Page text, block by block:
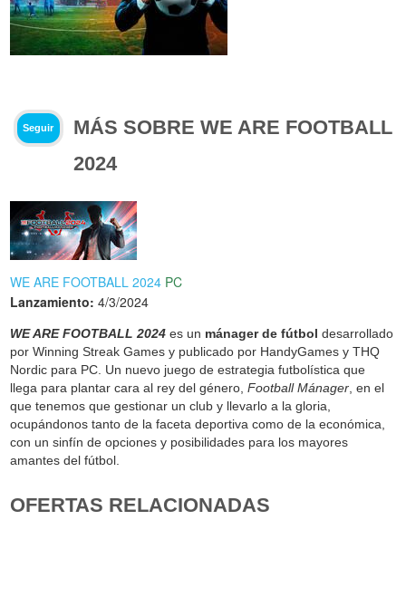
Seguir
MÁS SOBRE WE ARE FOOTBALL
2024
WE ARE FOOTBALL 2024 PC
Lanzamiento: 4/3/2024
WE ARE FOOTBALL 2024 es un mánager de fútbol desarrollado
por Winning Streak Games y publicado por HandyGames y THQ
Nordic para PC. Un nuevo juego de estrategia futbolística que
llega para plantar cara al rey del género,Football Mánager , en el
que tenemos que gestionar un club y llevarlo a la gloria,
ocupándonos tanto de la faceta deportiva como de la económica,
con un sinfín de opciones y posibilidades para los mayores
amantes del fútbol.
OFERTAS RELACIONADAS